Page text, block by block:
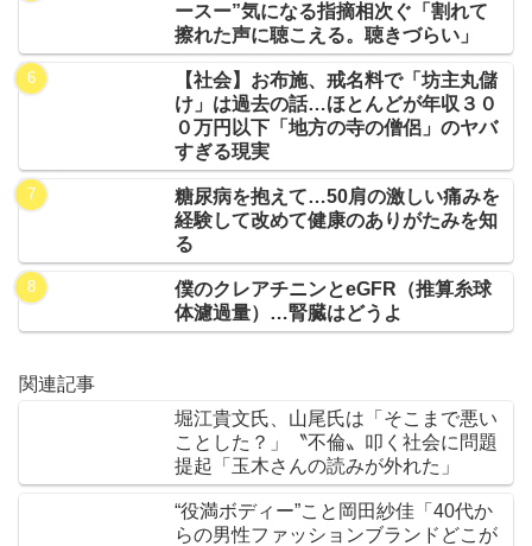
ースー”気になる指摘相次ぐ「割れて
擦れた声に聴こえる。聴きづらい」
【社会】お布施、戒名料で「坊主丸儲
け」は過去の話…ほとんどが年収３０
０万円以下「地方の寺の僧侶」のヤバ
すぎる現実
糖尿病を抱えて…50肩の激しい痛みを
経験して改めて健康のありがたみを知
る
僕のクレアチニンとeGFR（推算糸球
体濾過量）…腎臓はどうよ
関連記事
堀江貴文氏、山尾氏は「そこまで悪い
ことした？」〝不倫〟叩く社会に問題
提起「玉木さんの読みが外れた」
“役満ボディー”こと岡田紗佳「40代か
らの男性ファッションブランドどこが